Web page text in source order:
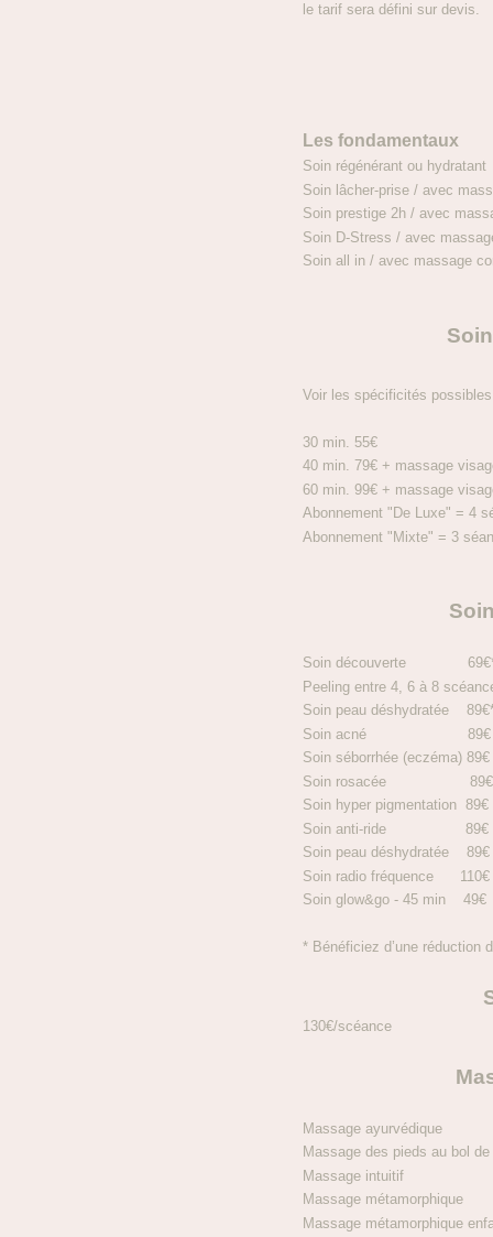
le tarif sera défini sur devis.
Les fondamentaux
Soin régénérant ou
Soin lâcher-prise / avec
Soin prestige 2h / avec
Soin D-Stress / avec
Soin all in / avec
Voir les spécificités
30 min. 55€
40 min. 79€ + massage
60 min. 99€ + massage
Abonnement "De Luxe" = 4
Abonnement "Mixte" = 3
Soin découverte
Peeling entre 4, 6 à 8
Soin peau déshydratée
Soin acné 89€
Soin séborrhée (eczéma) 89€
Soin rosacée 89€
Soin hyper pigmentation 89€
Soin anti-ride 89€
Soin peau déshydratée 89€
Soin radio fréquence 110€
Soin glow&go - 45 min 49€
* Bénéficiez d’une réduction
130€/scéance
Massage
Massage des pieds au bol
Massage
Massage
Massage métamorphique